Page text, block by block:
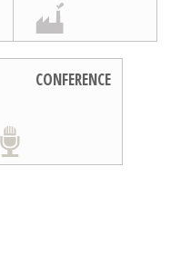
CONFERENCE